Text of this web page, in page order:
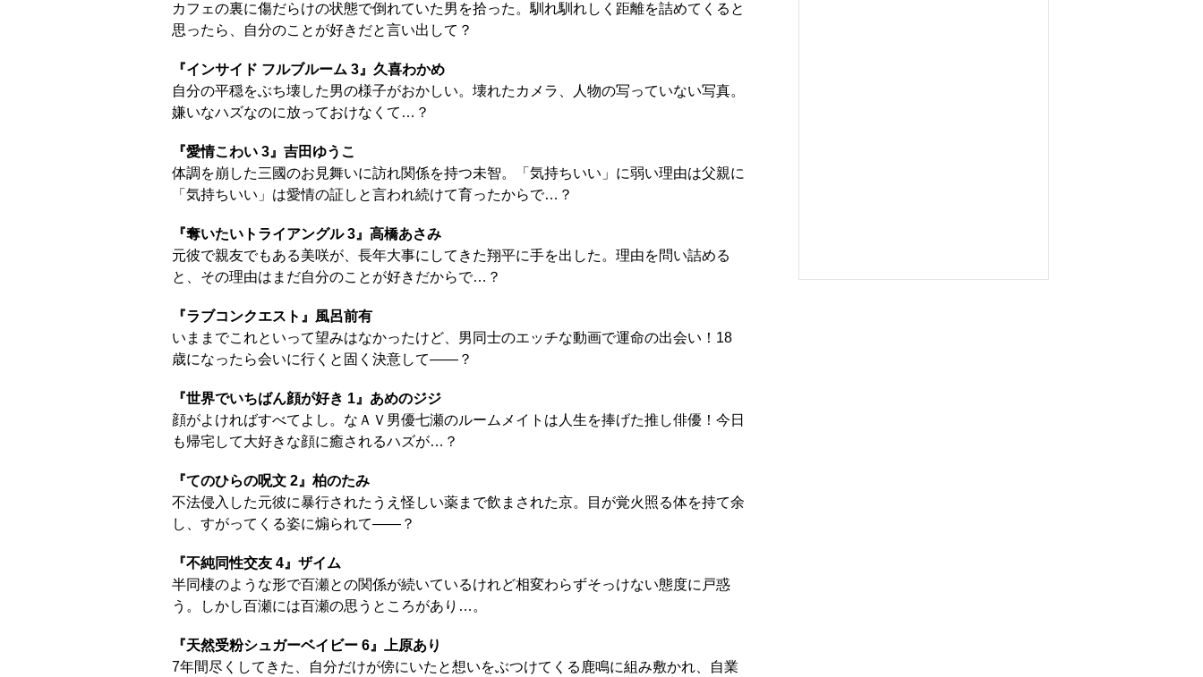
カフェの裏に傷だらけの状態で倒れていた男を拾った。馴れ馴れしく距離を詰めてくると
思ったら、自分のことが好きだと言い出して？
『インサイド フルブルーム 3』久喜わかめ
自分の平穏をぶち壊した男の様子がおかしい。壊れたカメラ、人物の写っていない写真。
嫌いなハズなのに放っておけなくて…？
『愛情こわい 3』吉田ゆうこ
体調を崩した三國のお見舞いに訪れ関係を持つ未智。「気持ちいい」に弱い理由は父親に
「気持ちいい」は愛情の証しと言われ続けて育ったからで…？
『奪いたいトライアングル 3』高橋あさみ
元彼で親友でもある美咲が、長年大事にしてきた翔平に手を出した。理由を問い詰める
と、その理由はまだ自分のことが好きだからで…？
『ラブコンクエスト』風呂前有
いままでこれといって望みはなかったけど、男同士のエッチな動画で運命の出会い！18
歳になったら会いに行くと固く決意して――？
『世界でいちばん顔が好き 1』あめのジジ
顔がよければすべてよし。なＡＶ男優七瀬のルームメイトは人生を捧げた推し俳優！今日
も帰宅して大好きな顔に癒されるハズが…？
『てのひらの呪文 2』柏のたみ
不法侵入した元彼に暴行されたうえ怪しい薬まで飲まされた京。目が覚火照る体を持て余
し、すがってくる姿に煽られて――？
『不純同性交友 4』ザイム
半同棲のような形で百瀬との関係が続いているけれど相変わらずそっけない態度に戸惑
う。しかし百瀬には百瀬の思うところがあり…。
『天然受粉シュガーベイビー 6』上原あり
7年間尽くしてきた、自分だけが傍にいたと想いをぶつけてくる鹿鳴に組み敷かれ、自業